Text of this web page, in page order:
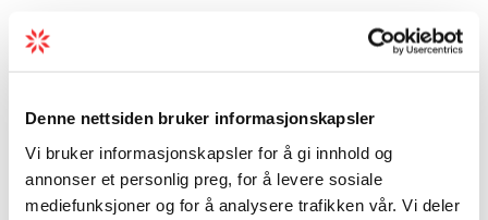
Denne nettsiden bruker informasjonskapsler
Vi bruker informasjonskapsler for å gi innhold og
annonser et personlig preg, for å levere sosiale
mediefunksjoner og for å analysere trafikken vår. Vi deler
Frå sider og eplemost til lammekjøt,
spekepølser og syltetøy. Hardanger er ein
mat og drikke.